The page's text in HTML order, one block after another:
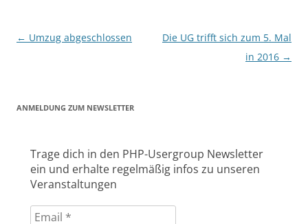
Beitragsnavigation
← Umzug abgeschlossen
Die UG trifft sich zum 5. Mal
in 2016 →
ANMELDUNG ZUM NEWSLETTER
Trage dich in den PHP-Usergroup Newsletter
ein und erhalte regelmäßig infos zu unseren
Veranstaltungen